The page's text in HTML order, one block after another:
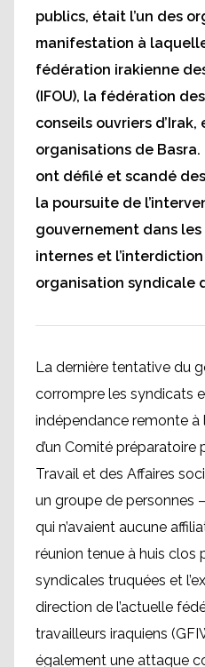
publics, était l’un des
manifestation à
fédération irakienne
(IFOU), la fédération
conseils ouvriers d’Irak,
organisations de
ont défilé et scandé
la poursuite de
gouvernement dans
internes et l’interdiction
organisation syndicale
La dernière tentative du
corrompre les syndicats
indépendance remonte à
d’un Comité préparatoire
Travail et des Affaires
un groupe de personnes
qui n’avaient aucune
réunion tenue à huis clos
syndicales truquées et
direction de l’actuelle
travailleurs iraquiens
également une attaque